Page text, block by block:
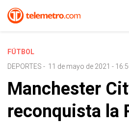
FÚTBOL
DEPORTES - 11 de mayo de 2021 -
Manchester
reconquista la